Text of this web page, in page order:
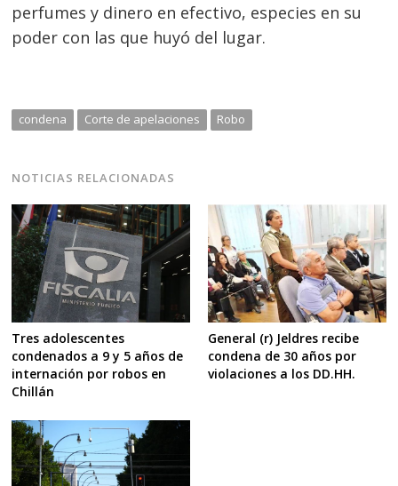
perfumes y dinero en efectivo, especies en su
poder con las que huyó del lugar.
condena Corte de apelaciones Robo
NOTICIAS RELACIONADAS
Tres adolescentes
condenados a 9 y 5 años de
internación por robos en
Chillán
General (r) Jeldres recibe
condena de 30 años por
violaciones a los DD.HH.